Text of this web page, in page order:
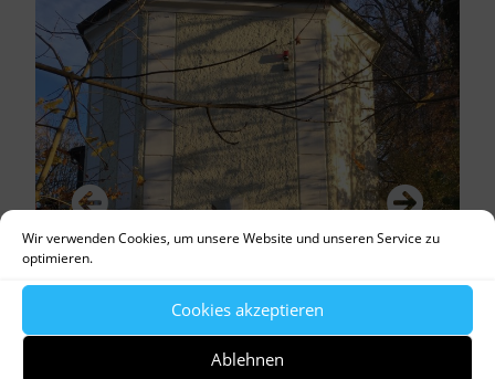
Wir verwenden Cookies, um unsere Website und unseren Service zu
optimieren.
Cookies akzeptieren
Ablehnen